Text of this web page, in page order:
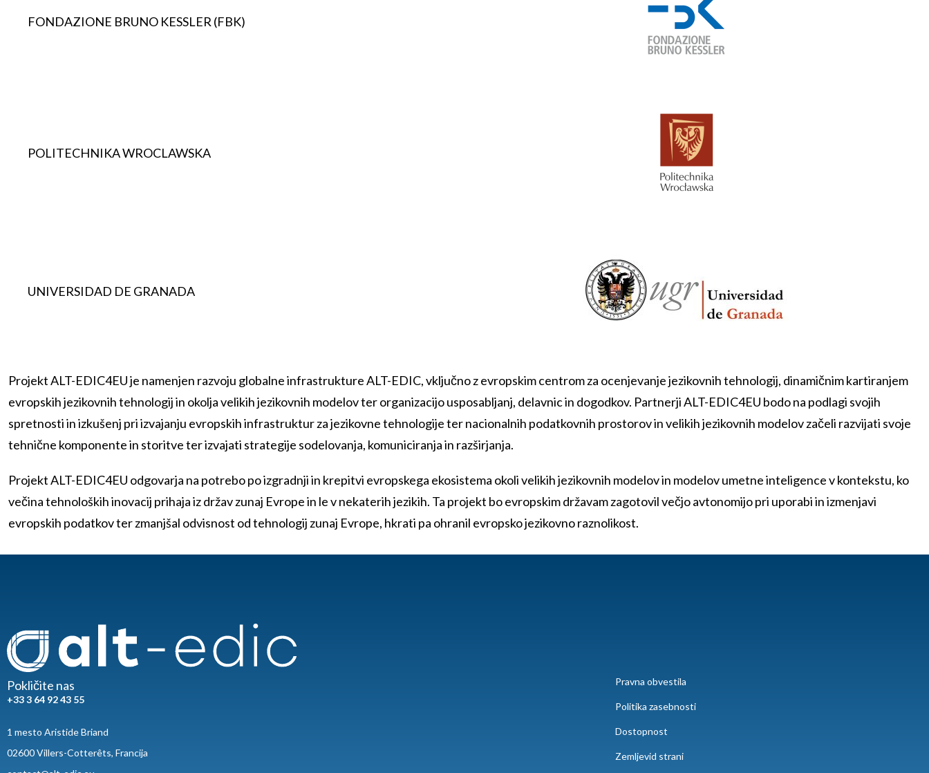
FONDAZIONE BRUNO KESSLER (FBK)
POLITECHNIKA WROCLAWSKA
UNIVERSIDAD DE GRANADA
Projekt ALT-EDIC4EU je namenjen razvoju globalne infrastrukture ALT-EDIC, vključno z evropskim centrom za ocenjevanje jezikovnih tehnologij, dinamičnim kartiranjem
evropskih jezikovnih tehnologij in okolja velikih jezikovnih modelov ter organizacijo usposabljanj, delavnic in dogodkov. Partnerji ALT-EDIC4EU bodo na podlagi svojih
spretnosti in izkušenj pri izvajanju evropskih infrastruktur za jezikovne tehnologije ter nacionalnih podatkovnih prostorov in velikih jezikovnih modelov začeli razvijati svoje
tehnične komponente in storitve ter izvajati strategije sodelovanja, komuniciranja in razširjanja.
Projekt ALT-EDIC4EU odgovarja na potrebo po izgradnji in krepitvi evropskega ekosistema okoli velikih jezikovnih modelov in modelov umetne inteligence v kontekstu, ko
večina tehnoloških inovacij prihaja iz držav zunaj Evrope in le v nekaterih jezikih. Ta projekt bo evropskim državam zagotovil večjo avtonomijo pri uporabi in izmenjavi
evropskih podatkov ter zmanjšal odvisnost od tehnologij zunaj Evrope, hkrati pa ohranil evropsko jezikovno raznolikost.
Pokličite nas
+33 3 64 92 43 55
1 mesto Aristide Briand
02600 Villers-Cotterêts, Francija
Pravna obvestila
Politika zasebnosti
Dostopnost
Zemljevid strani